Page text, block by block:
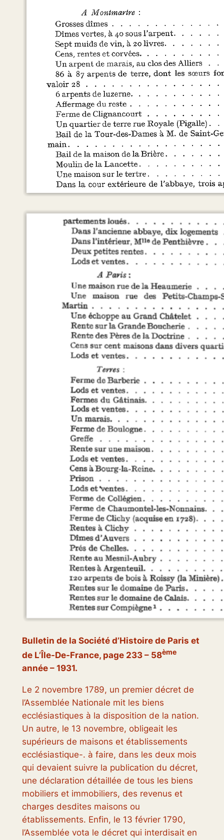
Bulletin de la Société d’Histoire de Paris et
de L’Île-De-France, page 233 – 58ème
année – 1931.
Le 2 novembre 1789, un premier décret de
l’Assemblée Nationale mit les biens
ecclésiastiques à la disposition de la nation.
Un autre, le 13 novembre, obligeait les
supérieurs de maisons et établissements
ecclésiastique-. à faire, dans les deux mois
qui devaient suivre la publication du décret,
une déclaration détaillée de tous les biens
mobiliers et immobiliers, des revenus et
charges desdites maisons ou
établissements. Enfin, le 13 février 1790,
l’Assemblée vota le décret qui interdisait en